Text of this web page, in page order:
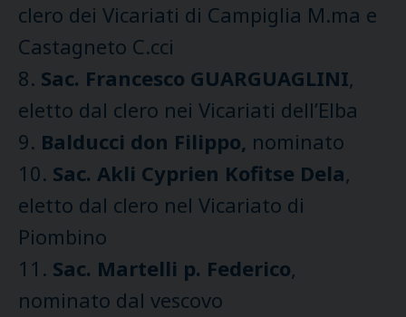
clero dei Vicariati di Campiglia M.ma e
Castagneto C.cci
8. Sac. Francesco GUARGUAGLINI,
eletto dal clero nei Vicariati dell’Elba
9. Balducci don Filippo, nominato
10. Sac. Akli Cyprien Kofitse Dela,
eletto dal clero nel Vicariato di
Piombino
11. Sac. Martelli p. Federico,
nominato dal vescovo